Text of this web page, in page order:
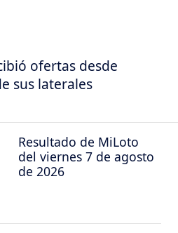
ofertas desde
sus laterales
Resultado de MiLoto
del viernes 7 de agosto
de 2026